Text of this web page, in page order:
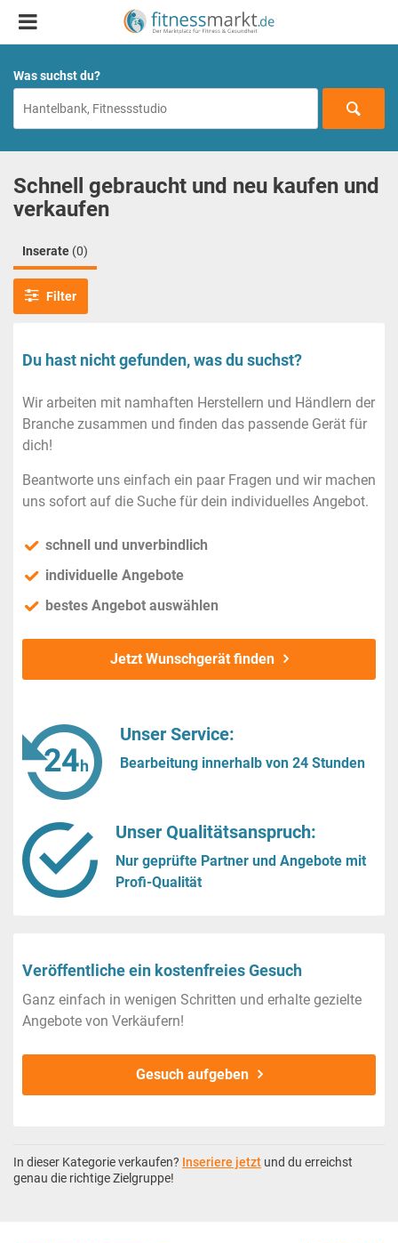
Was suchst du?
Schnell gebraucht und neu kaufen und
verkaufen
Inserate (0)
Filter
Du hast nicht gefunden, was du suchst?
Wir arbeiten mit namhaften Herstellern und Händlern der
Branche zusammen und finden das passende Gerät für
dich!
Beantworte uns einfach ein paar Fragen und wir machen
uns sofort auf die Suche für dein individuelles Angebot.
schnell und unverbindlich
individuelle Angebote
bestes Angebot auswählen
Jetzt Wunschgerät finden
Unser Service:
Bearbeitung innerhalb von 24 Stunden
Unser Qualitätsanspruch:
Nur geprüfte Partner und Angebote mit
Profi-Qualität
Veröffentliche ein kostenfreies Gesuch
Ganz einfach in wenigen Schritten und erhalte gezielte
Angebote von Verkäufern!
Gesuch aufgeben
In dieser Kategorie verkaufen? Inseriere jetzt und du erreichst
genau die richtige Zielgruppe!